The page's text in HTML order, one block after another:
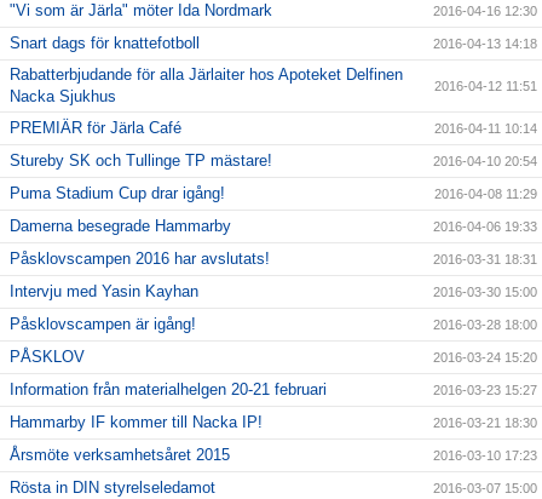
"Vi som är Järla" möter Ida Nordmark 2016-04-16 12:30
Snart dags för knattefotboll 2016-04-13 14:18
Rabatterbjudande för alla Järlaiter hos Apoteket Delfinen
Nacka Sjukhus
2016-04-12 11:51
PREMIÄR för Järla Café 2016-04-11 10:14
Stureby SK och Tullinge TP mästare! 2016-04-10 20:54
Puma Stadium Cup drar igång! 2016-04-08 11:29
Damerna besegrade Hammarby 2016-04-06 19:33
Påsklovscampen 2016 har avslutats! 2016-03-31 18:31
Intervju med Yasin Kayhan 2016-03-30 15:00
Påsklovscampen är igång! 2016-03-28 18:00
PÅSKLOV 2016-03-24 15:20
Information från materialhelgen 20-21 februari 2016-03-23 15:27
Hammarby IF kommer till Nacka IP! 2016-03-21 18:30
Årsmöte verksamhetsåret 2015 2016-03-10 17:23
Rösta in DIN styrelseledamot 2016-03-07 15:00